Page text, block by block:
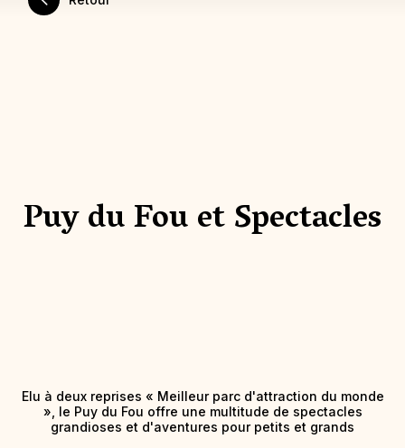
Puy du Fou et Spectacles
Elu à deux reprises « Meilleur parc d'attraction du monde
», le Puy du Fou offre une multitude de spectacles
grandioses et d'aventures pour petits et grands